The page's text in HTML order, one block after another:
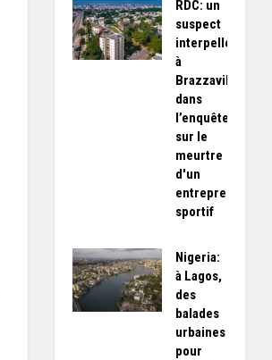
RDC: un
suspect
interpellé
à
Brazzaville
dans
l’enquête
sur le
meurtre
d'un
entrepreneur
sportif
Nigeria:
à Lagos,
des
balades
urbaines
pour